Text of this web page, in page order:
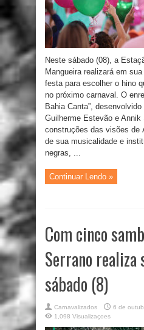
Neste sábado (08), a
Mangueira realizará em
festa para escolher o hino
no próximo carnaval. O
Bahia Canta”,
Guilherme Estevão e Annik
construções das visões de
de sua musicalidade e
negras, ...
Continuar Lendo »
Com cinco
Serrano
sábado (8)
Carnavalizados 6 de
1,098 Visualizaçoes